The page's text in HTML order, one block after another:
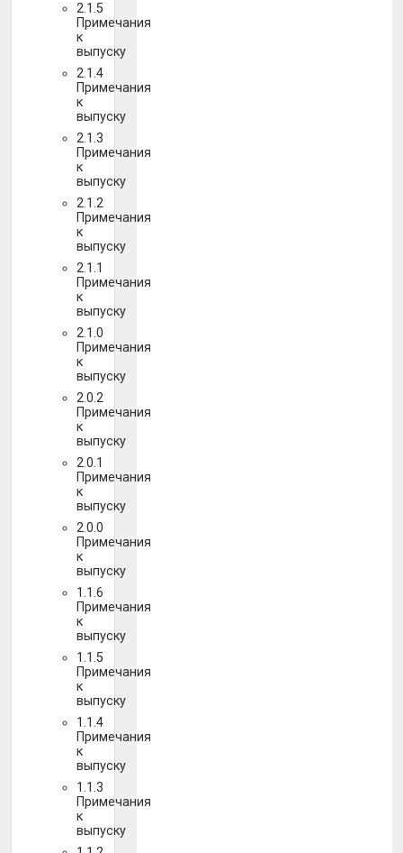
2.1.5
Примечания
к
выпуску
2.1.4
Примечания
к
выпуску
2.1.3
Примечания
к
выпуску
2.1.2
Примечания
к
выпуску
2.1.1
Примечания
к
выпуску
2.1.0
Примечания
к
выпуску
2.0.2
Примечания
к
выпуску
2.0.1
Примечания
к
выпуску
2.0.0
Примечания
к
выпуску
1.1.6
Примечания
к
выпуску
1.1.5
Примечания
к
выпуску
1.1.4
Примечания
к
выпуску
1.1.3
Примечания
к
выпуску